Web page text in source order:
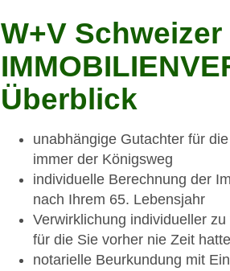
W+V Schweizer
Überblick
unabhängige Gutachter für
immer der Königsweg
individuelle Berechnung der
nach Ihrem 65. Lebensjahr
Verwirklichung individueller
für die Sie vorher nie Zeit
notarielle Beurkundung mit